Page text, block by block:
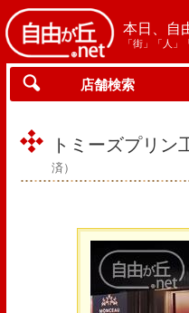
本日、自
「街」「人
店舗検索
トミーズプリ
済）